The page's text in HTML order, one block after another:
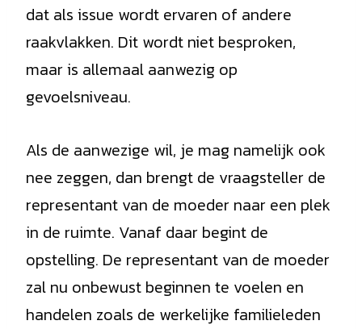
dat als issue wordt ervaren of andere
raakvlakken. Dit wordt niet besproken,
maar is allemaal aanwezig op
gevoelsniveau.
Als de aanwezige wil, je mag namelijk ook
nee zeggen, dan brengt de vraagsteller de
representant van de moeder naar een plek
in de ruimte. Vanaf daar begint de
opstelling. De representant van de moeder
zal nu onbewust beginnen te voelen en
handelen zoals de werkelijke familieleden